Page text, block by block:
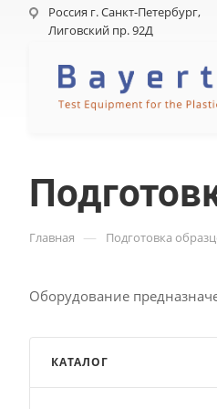
Россия г. Санкт-Петербург,
Лиговский пр. 92Д
Главная — Подготовка
Оборудование
КАТАЛОГ